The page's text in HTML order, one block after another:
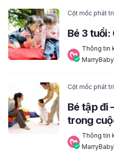
Cột mốc phát
Bé 3
Thông tin
MarryBaby
Cột mốc phát
Bé tập đi
trong
Thông tin
MarryBaby